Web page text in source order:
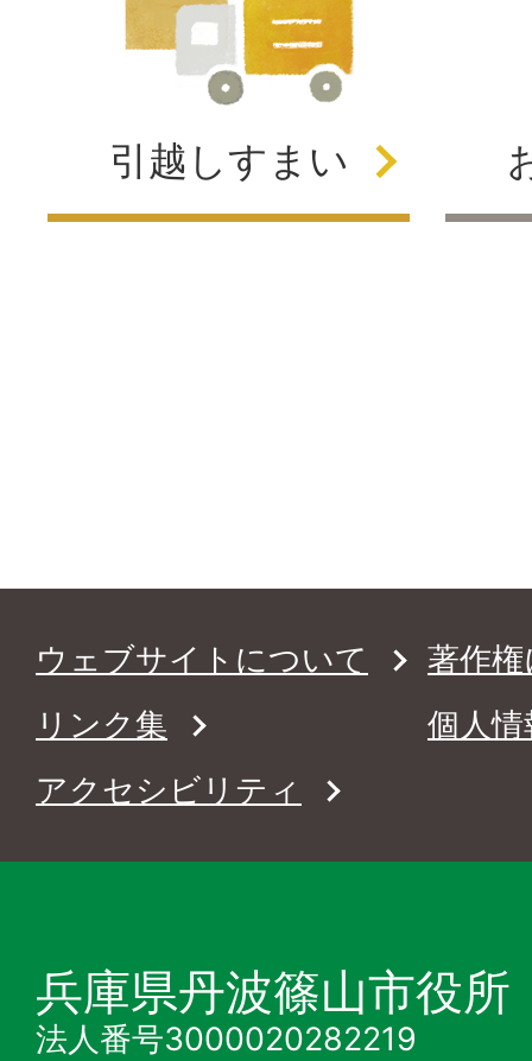
引越しすまい
ウェブサイトについて
著作
リンク集
個人
アクセシビリティ
兵庫県丹波篠山市役所
法人番号3000020282219